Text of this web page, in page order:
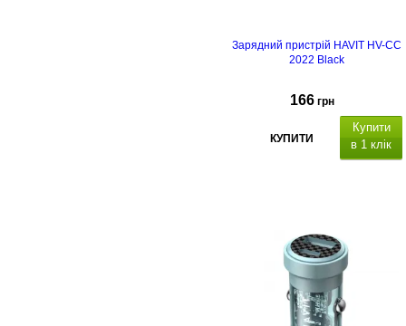
Зарядний пристрій HAVIT HV-CC
2022 Black
166 грн
КУПИТИ
Купити
в 1 клік